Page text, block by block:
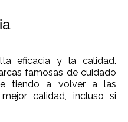
eficacia y la calidad.
famosas de cuidado
tiendo a volver a las
calidad, incluso si